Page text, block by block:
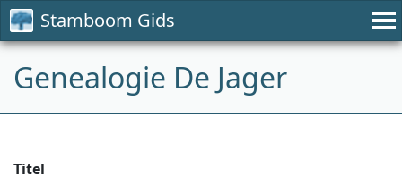
Stamboom Gids
Genealogie De Jager
Titel